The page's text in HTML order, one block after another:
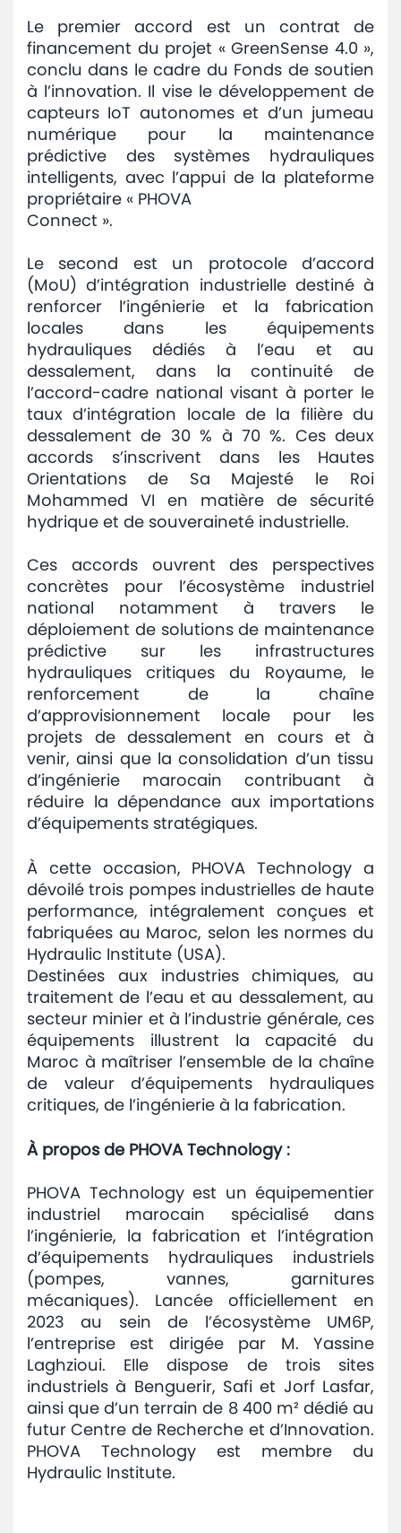
Le premier accord est un contrat de
financement du projet « GreenSense 4.0 »,
conclu dans le cadre du Fonds de soutien
à l’innovation. Il vise le développement de
capteurs IoT autonomes et d’un jumeau
numérique pour la maintenance
prédictive des systèmes hydrauliques
intelligents, avec l’appui de la plateforme
propriétaire « PHOVA
Connect ».
Le second est un protocole d’accord
(MoU) d’intégration industrielle destiné à
renforcer l’ingénierie et la fabrication
locales dans les équipements
hydrauliques dédiés à l’eau et au
dessalement, dans la continuité de
l’accord-cadre national visant à porter le
taux d’intégration locale de la filière du
dessalement de 30 % à 70 %. Ces deux
accords s’inscrivent dans les Hautes
Orientations de Sa Majesté le Roi
Mohammed VI en matière de sécurité
hydrique et de souveraineté industrielle.
Ces accords ouvrent des perspectives
concrètes pour l’écosystème industriel
national notamment à travers le
déploiement de solutions de maintenance
prédictive sur les infrastructures
hydrauliques critiques du Royaume, le
renforcement de la chaîne
d’approvisionnement locale pour les
projets de dessalement en cours et à
venir, ainsi que la consolidation d’un tissu
d’ingénierie marocain contribuant à
réduire la dépendance aux importations
d’équipements stratégiques.
À cette occasion, PHOVA Technology a
dévoilé trois pompes industrielles de haute
performance, intégralement conçues et
fabriquées au Maroc, selon les normes du
Hydraulic Institute (USA).
Destinées aux industries chimiques, au
traitement de l’eau et au dessalement, au
secteur minier et à l’industrie générale, ces
équipements illustrent la capacité du
Maroc à maîtriser l’ensemble de la chaîne
de valeur d’équipements hydrauliques
critiques, de l’ingénierie à la fabrication.
À propos de PHOVA Technology :
PHOVA Technology est un équipementier
industriel marocain spécialisé dans
l’ingénierie, la fabrication et l’intégration
d’équipements hydrauliques industriels
(pompes, vannes, garnitures
mécaniques). Lancée officiellement en
2023 au sein de l’écosystème UM6P,
l’entreprise est dirigée par M. Yassine
Laghzioui. Elle dispose de trois sites
industriels à Benguerir, Safi et Jorf Lasfar,
ainsi que d’un terrain de 8 400 m² dédié au
futur Centre de Recherche et d’Innovation.
PHOVA Technology est membre du
Hydraulic Institute.